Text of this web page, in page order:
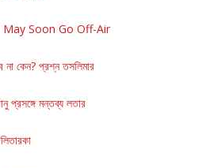
Soon Go Off-Air
না কেন? প্রশ্ন তসলিমার
প্রসঙ্গে মন্তব্য লতার